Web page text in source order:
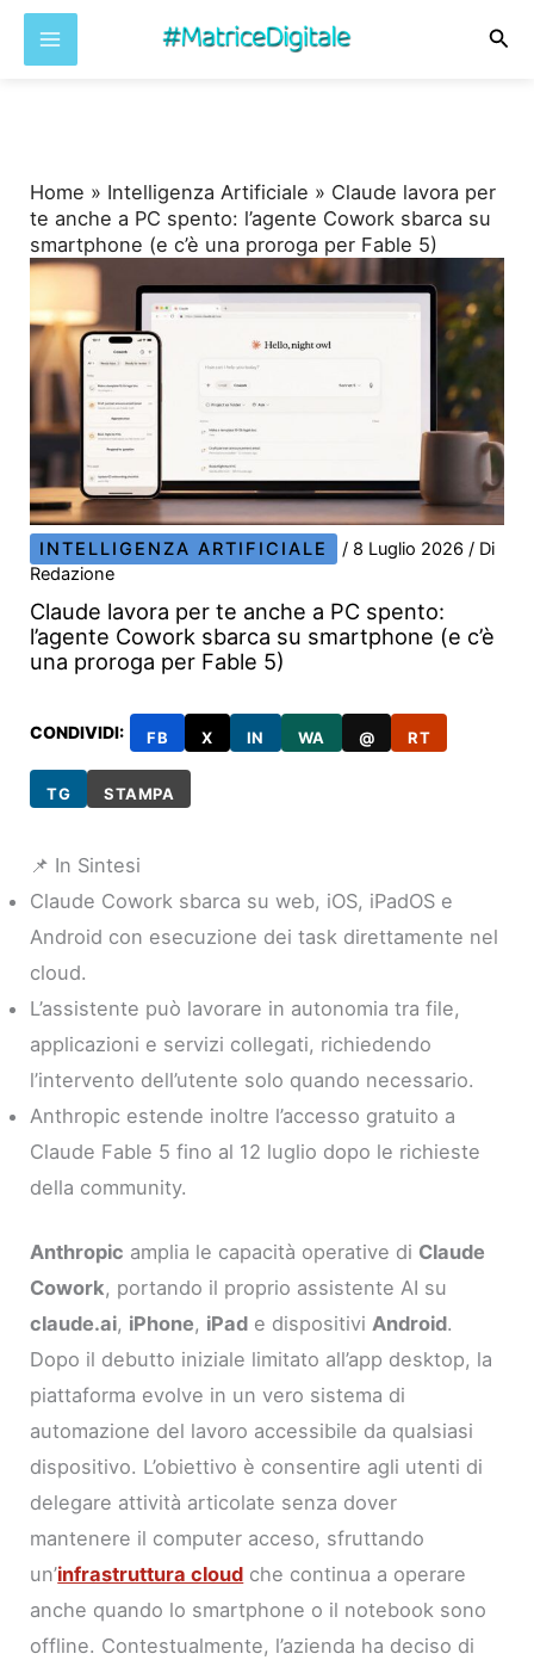
Home » Intelligenza Artificiale » Claude lavora per
te anche a PC spento: l’agente Cowork sbarca su
smartphone (e c’è una proroga per Fable 5)
INTELLIGENZA ARTIFICIALE / 8 Luglio 2026/ Di
Redazione
Claude lavora per te anche a PC spento:
l’agente Cowork sbarca su smartphone (e c’è
una proroga per Fable 5)
CONDIVIDI: FB X IN WA @ RT
TG STAMPA
📌 In Sintesi
Claude Cowork sbarca su web, iOS, iPadOS e
Android con esecuzione dei task direttamente nel
cloud.
L’assistente può lavorare in autonomia tra file,
applicazioni e servizi collegati, richiedendo
l’intervento dell’utente solo quando necessario.
Anthropic estende inoltre l’accesso gratuito a
Claude Fable 5 fino al 12 luglio dopo le richieste
della community.
Anthropic amplia le capacità operative di Claude
Cowork, portando il proprio assistente AI su
claude.ai, iPhone, iPad e dispositiviAndroid.
Dopo il debutto iniziale limitato all’app desktop, la
piattaforma evolve in un vero sistema di
automazione del lavoro accessibile da qualsiasi
dispositivo. L’obiettivo è consentire agli utenti di
delegare attività articolate senza dover
mantenere il computer acceso, sfruttando
un’infrastruttura cloud che continua a operare
anche quando lo smartphone o il notebook sono
offline. Contestualmente, l’azienda ha deciso di